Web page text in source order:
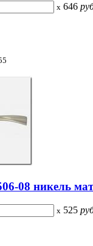
x 646
08 никель
x 525